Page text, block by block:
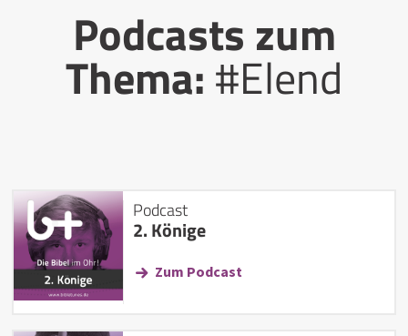
Podcasts zum
Thema:#Elend
Podcast
2. Könige
Zum Podcast